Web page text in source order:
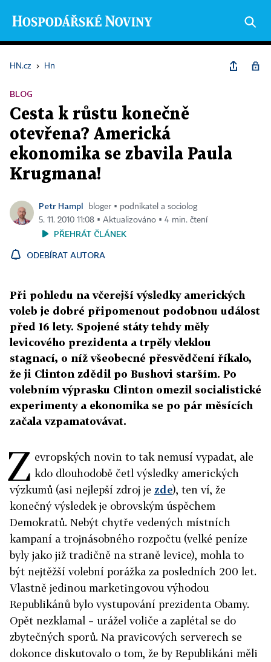
HN.cz › Hn
BLOG
Cesta k růstu konečně
otevřena? Americká
ekonomika se zbavila Paula
Krugmana!
Petr Hampl
bloger ▪ podnikatel a sociolog
5. 11. 2010 11:08 ▪ Aktualizováno ▪ 4 min. čtení
PŘEHRÁT ČLÁNEK
ODEBÍRAT AUTORA
Při pohledu na včerejší výsledky amerických
voleb je dobré připomenout podobnou událost
před 16 lety. Spojené státy tehdy měly
levicového prezidenta a trpěly vleklou
stagnací, o níž všeobecné přesvědčení říkalo,
že ji Clinton zdědil po Bushovi starším. Po
volebním výprasku Clinton omezil socialistické
experimenty a ekonomika se po pár měsících
začala vzpamatovávat.
Z evropských novin to tak nemusí vypadat, ale
kdo dlouhodobě četl výsledky amerických
výzkumů (asi nejlepší zdroj je zde), ten ví, že
konečný výsledek je obrovským úspěchem
Demokratů. Nebýt chytře vedených místních
kampaní a trojnásobného rozpočtu (velké peníze
byly jako již tradičně na straně levice), mohla to
být nejtěžší volební porážka za posledních 200 let.
Vlastně jedinou marketingovou výhodou
Republikánů bylo vystupování prezidenta Obamy.
Opět nezklamal – urážel voliče a zaplétal se do
zbytečných sporů. Na pravicových serverech se
dokonce diskutovalo o tom, že by Republikáni měli